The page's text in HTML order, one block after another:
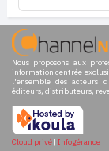
Nous proposons aux
information centrée
l'ensemble des acteurs
éditeurs, distributeurs,
Cloud privé | Infogérance